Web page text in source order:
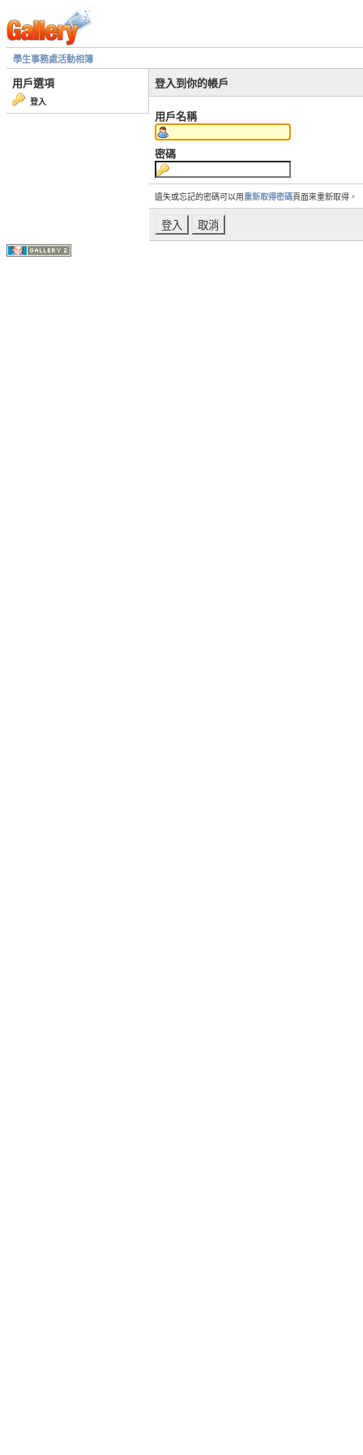
學生事務處活動相簿
用戶選項
登入
登入到你的帳戶
用戶名稱
密碼
遺失或忘記的密碼可以用重新取得密碼頁面來重新取得。